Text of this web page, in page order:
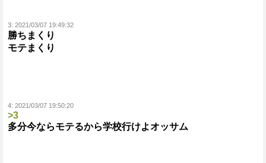
3: 2021/03/07 19:49:32
勝ちまくり
モテまくり
4: 2021/03/07 19:50:20
>3
多分今ならモテるから学校行けよオッサム